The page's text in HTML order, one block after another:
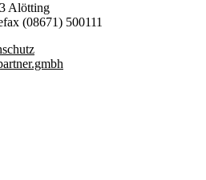
Alötting
(08671) 500111